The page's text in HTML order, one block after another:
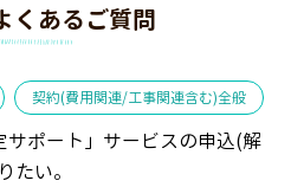
くあるご質問
契約(費用関連/工事関連含む)全般
サポート」サービスの申込(解
たい。